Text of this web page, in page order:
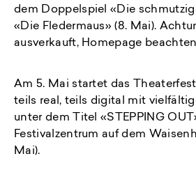
dem Doppelspiel «Die
«Die Fledermaus» (8. Mai).
ausverkauft, Homepage
Am 5. Mai startet das
teils real, teils digital mit
unter dem Titel «STEPPING
Festivalzentrum auf dem
Mai).